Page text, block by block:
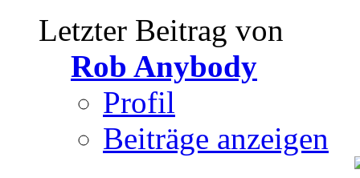
Letzter Beitrag von
Rob Anybody
Profil
Beiträge anzeigen